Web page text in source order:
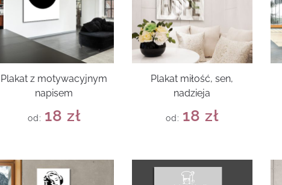
Plakat z motywacyjnym
napisem
od: 18 zł
Plakat miłość, sen,
nadzieja
od: 18 zł